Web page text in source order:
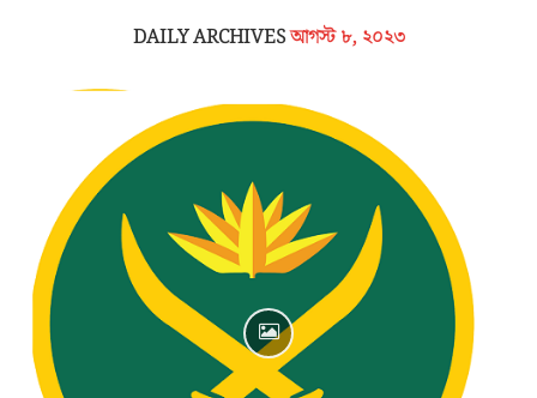
DAILY ARCHIVESআগস্ট ৮, ২০২৩